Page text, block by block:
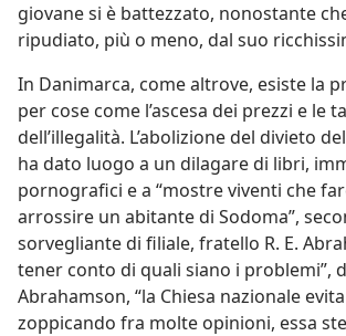
giovane si è battezzato, nonostante
ripudiato, più o meno, dal suo
In Danimarca, come altrove, esiste la
per cose come l’ascesa dei prezzi e le
dell’illegalità. L’abolizione del divieto
ha dato luogo a un dilagare di libri,
pornografici e a “mostre viventi che
arrossire un abitante di Sodoma”,
sorvegliante di filiale, fratello R. E.
tener conto di quali siano i problemi”,
Abrahamson, “la Chiesa nazionale
zoppicando fra molte opinioni, essa